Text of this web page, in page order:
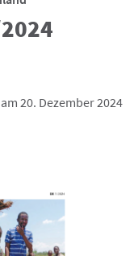
20. Dezember 2024